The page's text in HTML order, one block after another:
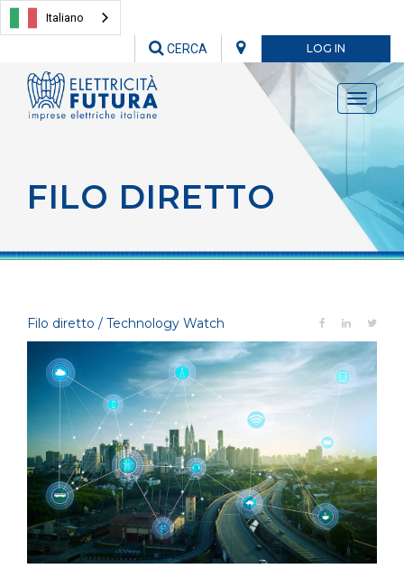
Italiano
LOG IN
CERCA
Toggle
FILO DIRETTO
Filo diretto / Technology Watch